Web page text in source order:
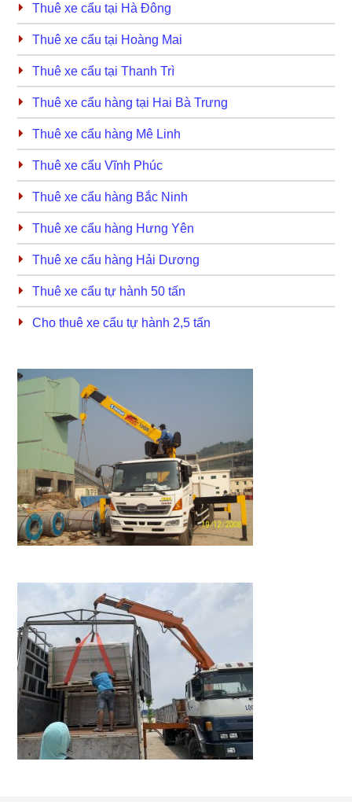
Thuê xe cẩu tại Hà Đông
Thuê xe cẩu tại Hoàng Mai
Thuê xe cẩu tại Thanh Trì
Thuê xe cẩu hàng tại Hai Bà Trưng
Thuê xe cẩu hàng Mê Linh
Thuê xe cẩu Vĩnh Phúc
Thuê xe cẩu hàng Bắc Ninh
Thuê xe cẩu hàng Hưng Yên
Thuê xe cẩu hàng Hải Dương
Thuê xe cẩu tự hành 50 tấn
Cho thuê xe cẩu tự hành 2,5 tấn